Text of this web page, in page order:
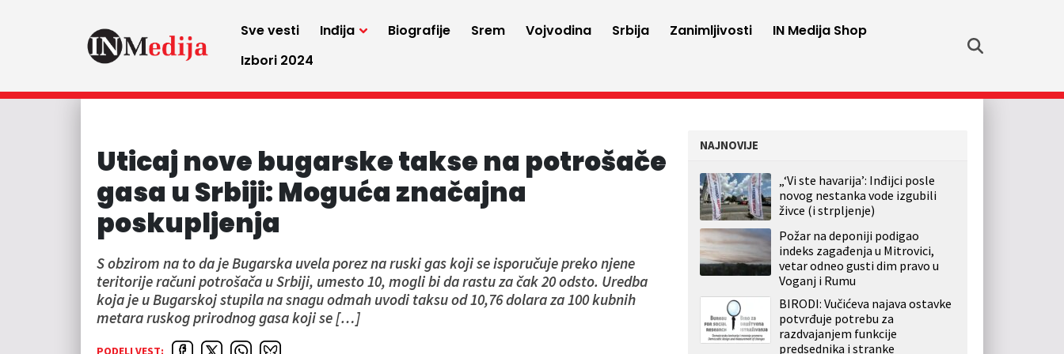
Sve vesti Inđija Biografije Srem Vojvodina Srbija Zanimljivosti
IN Medija Shop
Izbori 2024
Uticaj nove bugarske takse na potrošače
gasa u Srbiji: Moguća značajna
poskupljenja
S obzirom na to da je Bugarska uvela porez na ruski gas koji se isporučuje preko njene
teritorije računi potrošača u Srbiji, umesto 10, mogli bi da rastu za čak 20 odsto. Uredba
koja je u Bugarskoj stupila na snagu odmah uvodi taksu od 10,76 dolara za 100 kubnih
metara ruskog prirodnog gasa koji se […]
PODELI VEST:
NAJNOVIJE
„‘Vi ste havarija’: Inđijci posle
novog nestanka vode izgubili
živce (i strpljenje)
Požar na deponiji podigao
indeks zagađenja u Mitrovici,
vetar odneo gusti dim pravo u
Voganj i Rumu
BIRODI: Vučićeva najava ostavke
potvrđuje potrebu za
razdvajanjem funkcije
predsednika i stranke